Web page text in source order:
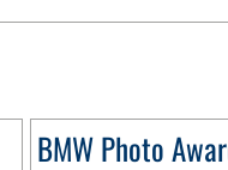
BMW Photo